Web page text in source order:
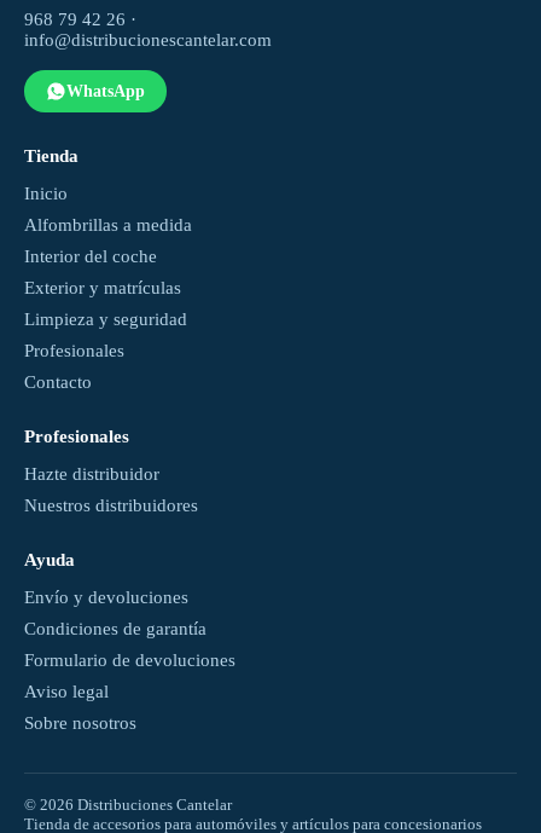
968 79 42 26 ·
info@distribucionescantelar.com
WhatsApp
Tienda
Inicio
Alfombrillas a medida
Interior del coche
Exterior y matrículas
Limpieza y seguridad
Profesionales
Contacto
Profesionales
Hazte distribuidor
Nuestros distribuidores
Ayuda
Envío y devoluciones
Condiciones de garantía
Formulario de devoluciones
Aviso legal
Sobre nosotros
© 2026 Distribuciones Cantelar
Tienda de accesorios para automóviles y artículos para concesionarios